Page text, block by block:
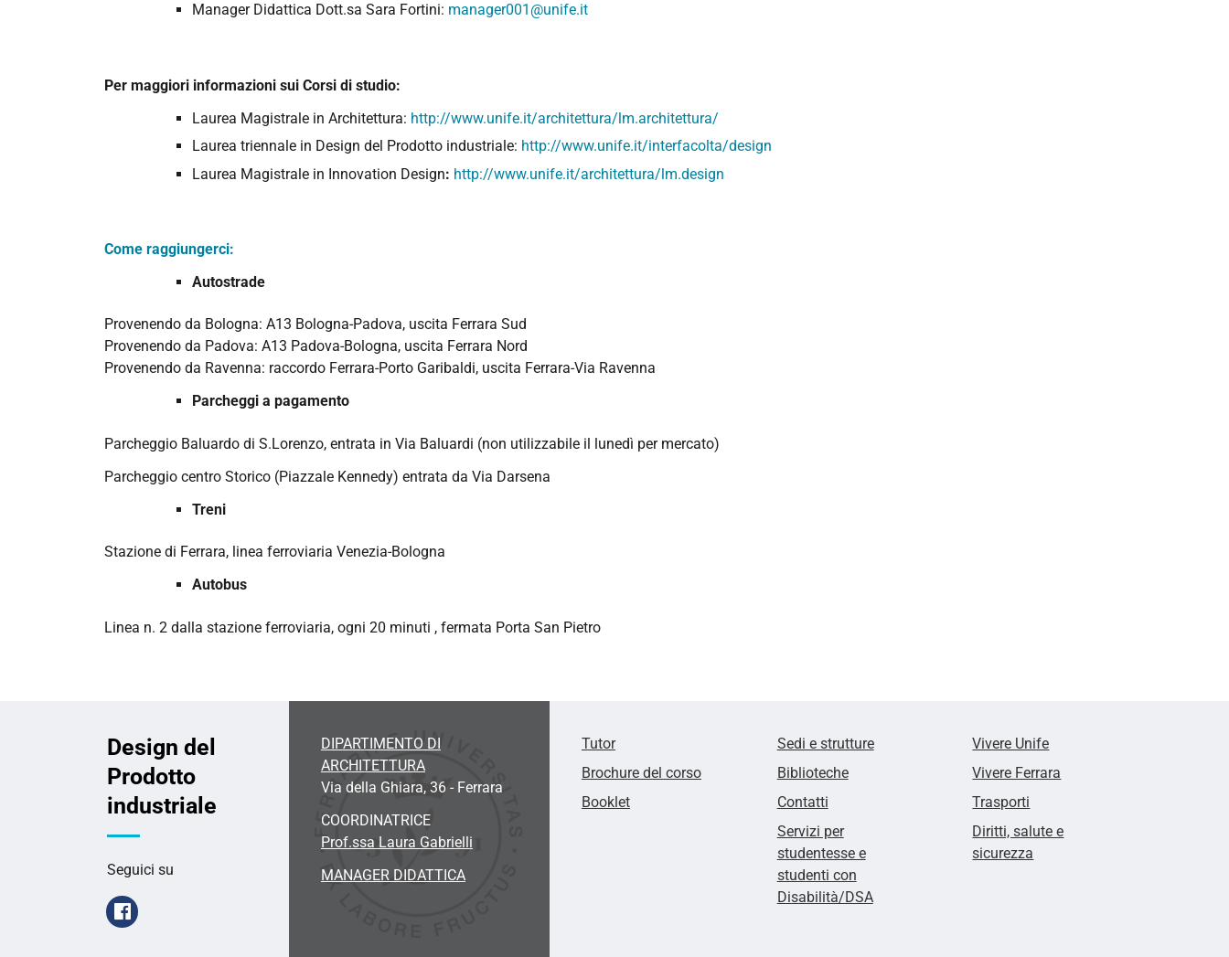
Manager Didattica Dott.sa Sara Fortini: manager001@unife.it
Per maggiori informazioni sui Corsi di studio:
Laurea Magistrale in Architettura: http://www.unife.it/architettura/lm.architettura/
Laurea triennale in Design del Prodotto industriale: http://www.unife.it/interfacolta/design
Laurea Magistrale in Innovation Design: http://www.unife.it/architettura/lm.design
Come raggiungerci:
Autostrade
Provenendo da Bologna: A13 Bologna-Padova, uscita Ferrara Sud
Provenendo da Padova: A13 Padova-Bologna, uscita Ferrara Nord
Provenendo da Ravenna: raccordo Ferrara-Porto Garibaldi, uscita Ferrara-Via Ravenna
Parcheggi a pagamento
Parcheggio Baluardo di S.Lorenzo, entrata in Via Baluardi (non utilizzabile il lunedì per mercato)
Parcheggio centro Storico (Piazzale Kennedy) entrata da Via Darsena
Treni
Stazione di Ferrara, linea ferroviaria Venezia-Bologna
Autobus
Linea n. 2 dalla stazione ferroviaria, ogni 20 minuti , fermata Porta San Pietro
Design del
Prodotto
industriale
Seguici su
Facebook
DIPARTIMENTO DI
ARCHITETTURA
Via della Ghiara, 36 - Ferrara
COORDINATRICE
Prof.ssa Laura Gabrielli
MANAGER DIDATTICA
Tutor
Brochure del corso
Booklet
Sedi e strutture
Biblioteche
Contatti
Servizi per
studentesse e
studenti con
Disabilità/DSA
Vivere Unife
Vivere Ferrara
Trasporti
Diritti, salute e
sicurezza